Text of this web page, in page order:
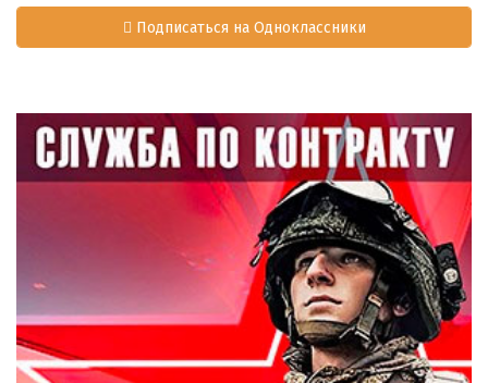
Подписаться на Одноклассники